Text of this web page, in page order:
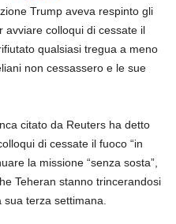
Trump aveva respinto gli
avviare colloqui di cessate il
qualsiasi tregua a meno
non cessassero e le sue
citato da Reuters ha detto
di cessate il fuoco “in
la missione “senza sosta”,
Teheran stanno trincerandosi
terza settimana.